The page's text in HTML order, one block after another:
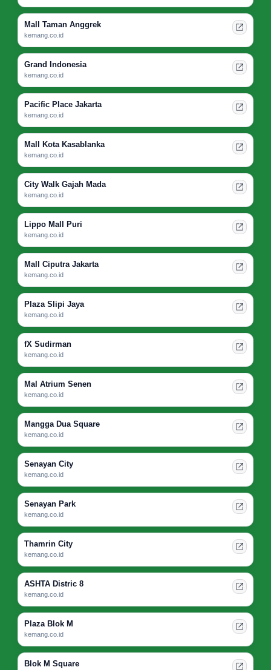
Mall Taman Anggrek
kemang.co.id
Grand Indonesia
kemang.co.id
Pacific Place Jakarta
kemang.co.id
Mall Kota Kasablanka
kemang.co.id
City Walk Gajah Mada
kemang.co.id
Lippo Mall Puri
kemang.co.id
Mall Ciputra Jakarta
kemang.co.id
Plaza Slipi Jaya
kemang.co.id
fX Sudirman
kemang.co.id
Mal Atrium Senen
kemang.co.id
Mangga Dua Square
kemang.co.id
Senayan City
kemang.co.id
Senayan Park
kemang.co.id
Thamrin City
kemang.co.id
ASHTA Distric 8
kemang.co.id
Plaza Blok M
kemang.co.id
Blok M Square